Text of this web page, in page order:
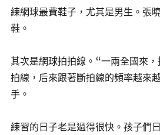
練網球最費鞋子，尤其是男生。張
鞋。
其次是網球拍拍線。“一兩全國來
拍線，后來跟著斷拍線的頻率越來
手。
練習的日子老是過得很快。孩子們